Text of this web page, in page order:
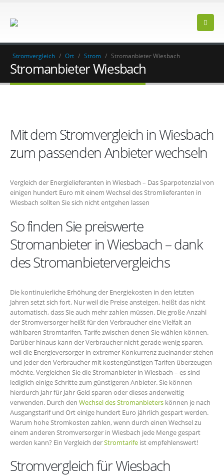
Stromvergleich / Ort / Strom / Stromanbieter Wiesbach
Stromanbieter Wiesbach
Mit dem Stromvergleich in Wiesbach
zum passenden Anbieter wechseln
Vergleich der Energielieferanten in Wiesbach – Das Sparpotenzial von
einigen hundert Euro mit einem Wechsel des Stromlieferanten in
Wiesbach sollten Sie sich nicht entgehen lassen
So finden Sie preiswerte
Stromanbieter in Wiesbach – dank
des Stromanbietervergleichs
Die kontinuierliche Erhöhung der Energiekosten in den letzten
Jahren setzt sich fort. Nur weil die Preise ansteigen, heißt das nicht
automatisch, dass Sie auch mehr zahlen müssen. Die große Anzahl
der Stromversorger heißt für den Verbraucher eine Vielfalt an
wählbaren Stromtarifen, Tarife zwischen denen Sie wählen können.
Darüber hinaus kann der Verbraucher nicht gerade wenig sparen,
weil die Energieversorger in extremer Konkurrenz zueinander stehen
und jeder den Verbraucher mit kostengünstigen Tarifen überzeugen
möchte. Vergleichen Sie die Stromanbieter in Wiesbach – es sind
lediglich einige Schritte zum günstigeren Anbieter. Sie können
hierdurch Jahr für Jahr Geld sparen oder dieses anderweitig
verwenden. Durch den Wechsel des Stromanbieters können je nach
Ausgangstarif und Ort einige hundert Euro jährlich gespart werden.
Warum hohe Stromkosten zahlen, wenn durch einen Wechsel zu
einem anderen Stromversorger in Wiesbach jede Menge gespart
werden kann? Ein Vergleich derStromtarife ist empfehlenswert!
Stromvergleich für Wiesbach